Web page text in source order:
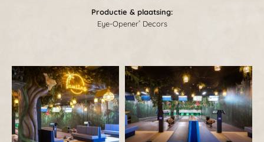
Productie & plaatsing:
Eye-Opener®Decors